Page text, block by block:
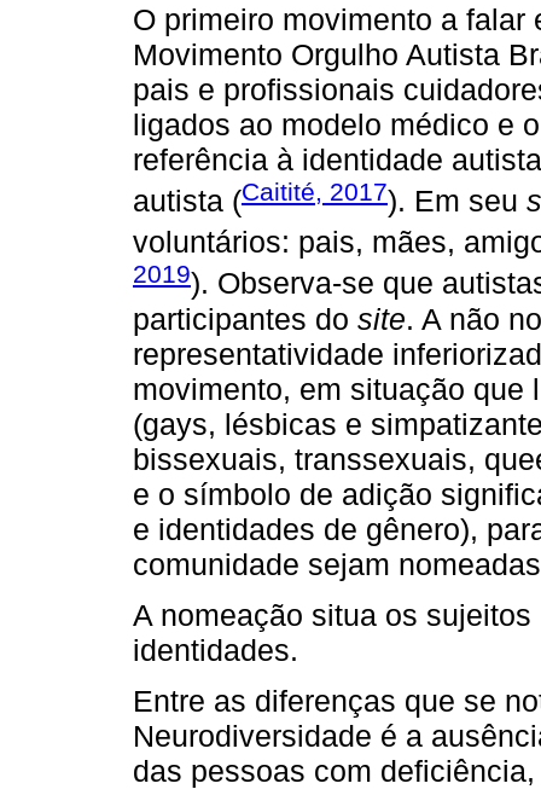
O primeiro movimento a
Movimento Orgulho Autista
pais e profissionais
ligados ao modelo médico e
referência à identidade
autista (Caitité, 2017). Em seu
voluntários: pais, mães,
2019). Observa-se que
participantes do site. A não
representatividade
movimento, em situação que
(gays, lésbicas e
bissexuais, transsexuais,
e o símbolo de adição
e identidades de gênero),
comunidade sejam
A nomeação situa os
identidades.
Entre as diferenças que se
Neurodiversidade é a
das pessoas com